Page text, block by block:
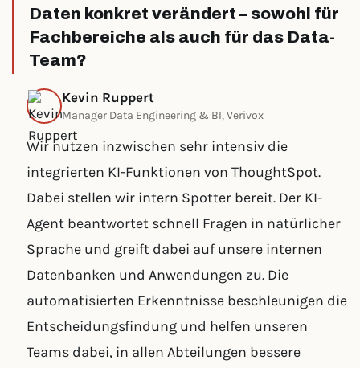
Daten konkret verändert – sowohl für
Fachbereiche als auch für das Data-
Team?
Kevin Ruppert
Manager Data Engineering & BI, Verivox
Wir nutzen inzwischen sehr intensiv die
integrierten KI-Funktionen von ThoughtSpot.
Dabei stellen wir intern Spotter bereit. Der KI-
Agent beantwortet schnell Fragen in natürlicher
Sprache und greift dabei auf unsere internen
Datenbanken und Anwendungen zu. Die
automatisierten Erkenntnisse beschleunigen die
Entscheidungsfindung und helfen unseren
Teams dabei, in allen Abteilungen bessere